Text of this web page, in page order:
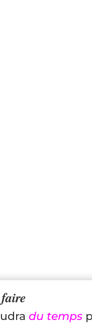
du temps